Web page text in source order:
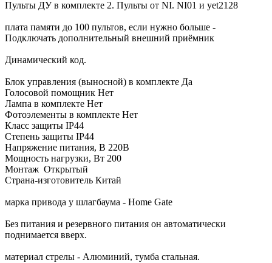
Пульты ДУ в комплекте 2. Пульты от NI. NI01 и yet2128
плата памяти до 100 пультов, если нужно больше -
Подключать дополнительный внешний приёмник
Динамический код.
Блок управления (выносной) в комплекте Да
Голосовой помощник Нет
Лампа в комплекте Нет
Фотоэлементы в комплекте Нет
Класс защиты IP44
Степень защиты IP44
Напряжение питания, В 220В
Мощность нагрузки, Вт 200
Монтаж Открытый
Страна-изготовитель Китай
марка привода у шлагбаума - Home Gate
Без питания и резервного питания он автоматически
поднимается вверх.
материал стрелы - Алюминий, тумба стальная.